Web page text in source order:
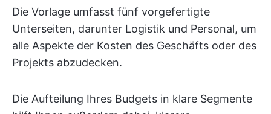
Die Vorlage umfasst fünf vorgefertigte
Unterseiten, darunter Logistik und Personal, um
alle Aspekte der Kosten des Geschäfts oder des
Projekts abzudecken.
Die Aufteilung Ihres Budgets in klare Segmente